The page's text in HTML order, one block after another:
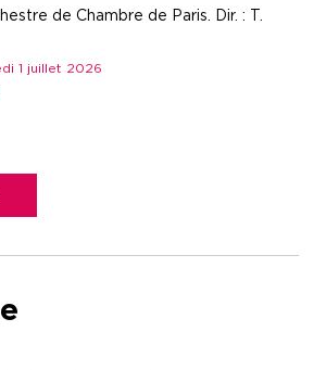
de Chambre de Paris. Dir. : T.
1 juillet 2026